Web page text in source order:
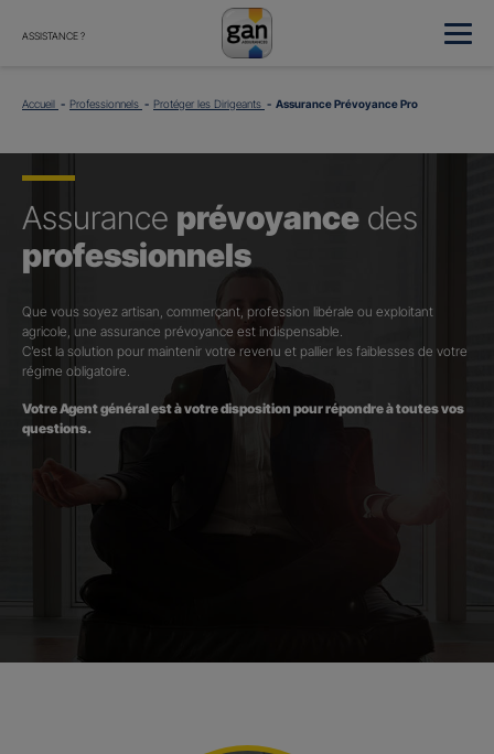
ASSISTANCE ?
Accueil Professionnels Protéger les Dirigeants Assurance Prévoyance Pro
Assurance prévoyance des
professionnels
Que vous soyez artisan, commerçant, profession libérale ou exploitant
agricole, une assurance prévoyance est indispensable.
C’est la solution pour maintenir votre revenu et pallier les faiblesses de votre
régime obligatoire.
Votre Agent général est à votre disposition pour répondre à toutes vos
questions.